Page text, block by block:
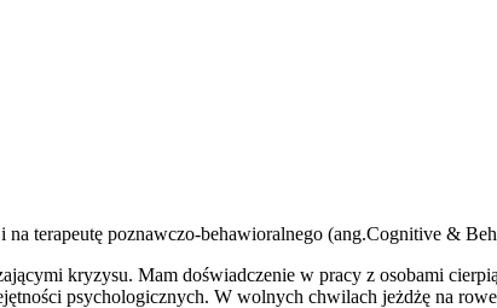
terapeutę poznawczo-behawioralnego (ang.Cognitive &
kryzysu. Mam doświadczenie w pracy z osobami
psychologicznych. W wolnych chwilach jeżdżę na